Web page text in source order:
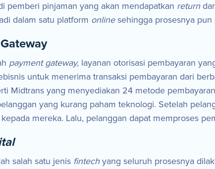
pemberi pinjaman yang akan mendapatkan return
dalam satu platform onlinesehingga prosesnya pun
payment gateway, layanan otorisasi pembayaran
untuk menerima transaksi pembayaran dari
Midtrans yang menyediakan 24 metode
yang kurang paham teknologi. Setelah
mereka. Lalu, pelanggan dapat memproses
salah satu jenis fintechyang seluruh prosesnya